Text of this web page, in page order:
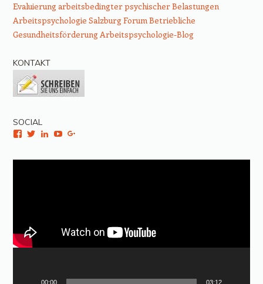
Evaluierung arbeitsbedingter psychischer Belastungen
Arbeitspsychologie Salzburg Forum Betriebliche
Gesundheitsförderung Arbeitspsychologie-Blog
KONTAKT
SOCIAL
Facebook
TwitterLinkedIn
YouTube
00:00 03:12